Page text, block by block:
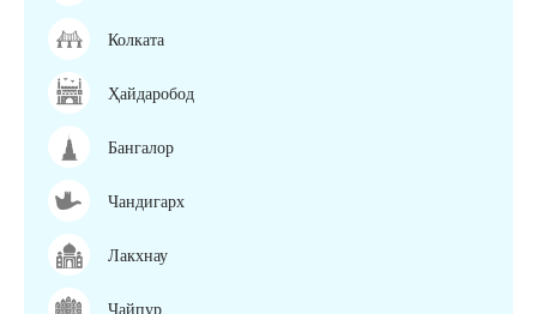
Колката
Ҳайдаробод
Бангалор
Чандигарх
Лакхнау
Ҷайпур